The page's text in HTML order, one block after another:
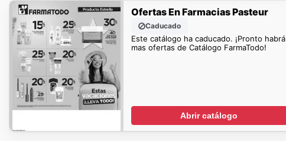
Ofertas En Farmacias Pasteur
Caducado
Este catálogo ha caducado. ¡Pronto habrá
mas ofertas de Catálogo FarmaTodo!
Abrir catálogo